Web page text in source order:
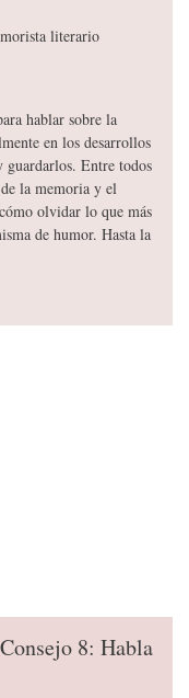
literario
hablar sobre la
en los desarrollos
guardarlos. Entre todos
la memoria y el
olvidar lo que más
de humor. Hasta la
8: Habla